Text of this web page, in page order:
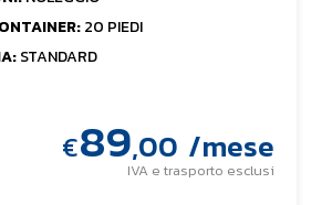
20 PIEDI
STANDARD
€89,00 /mese
IVA e trasporto esclusi